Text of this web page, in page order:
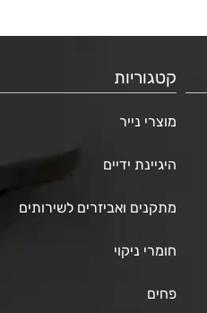
קטגוריות
מוצרי נייר
היגיינת ידיים
מתקנים ואביזרים לשירותים
חומרי ניקוי
פחים